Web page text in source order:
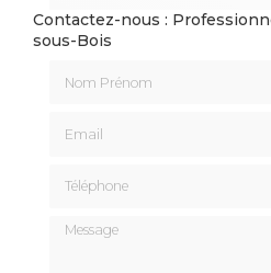
Contactez-nous :
sous-Bois
Message